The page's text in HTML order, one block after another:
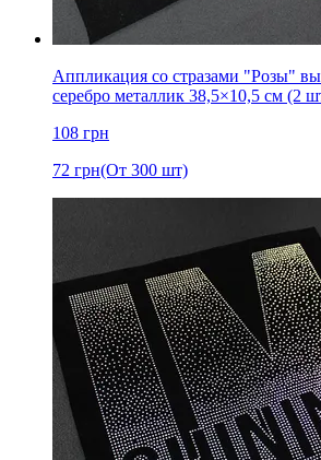
Аппликация со стразами "Розы"
серебро металлик 38,5×10,5 см (2
108 грн
72 грн(От 300 шт)